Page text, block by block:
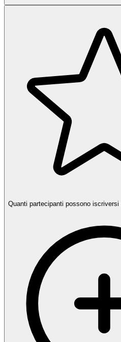
Quanti partecipanti possono